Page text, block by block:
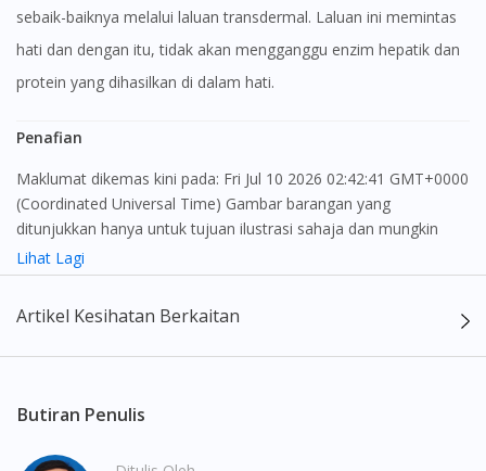
sebaik-baiknya melalui laluan transdermal. Laluan ini memintas
hati dan dengan itu, tidak akan mengganggu enzim hepatik dan
protein yang dihasilkan di dalam hati.
Penafian
Maklumat dikemas kini pada: Fri Jul 10 2026 02:42:41 GMT+0000
(Coordinated Universal Time) Gambar barangan yang
ditunjukkan hanya untuk tujuan ilustrasi sahaja dan mungkin
tidak seperti produk yang sebenar
maklumat sahaja, bagi kegunaan para pengamal perubatan dan
bukan bertujuan sebagai rujukan kepada pengguna untuk
seorang pengamal perubatan. Keberkesanan dan kesan
pengguna dengan pengguna yang lain. Kami tidak menyarankan
Lihat Lagi
Artikel Kesihatan Berkaitan
Butiran Penulis